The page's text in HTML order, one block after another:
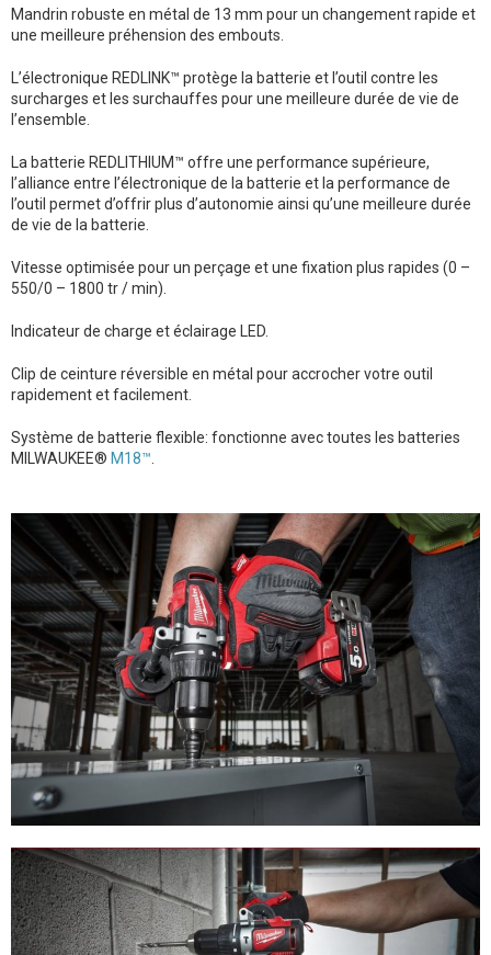
Mandrin robuste en métal de 13 mm pour un changement rapide et
une meilleure préhension des embouts.
L’électronique REDLINK™ protège la batterie et l’outil contre les
surcharges et les surchauffes pour une meilleure durée de vie de
l’ensemble.
La batterie REDLITHIUM™ offre une performance supérieure,
l’alliance entre l’électronique de la batterie et la performance de
l’outil permet d’offrir plus d’autonomie ainsi qu’une meilleure durée
de vie de la batterie.
Vitesse optimisée pour un perçage et une fixation plus rapides (0 –
550/0 – 1800 tr / min).
Indicateur de charge et éclairage LED.
Clip de ceinture réversible en métal pour accrocher votre outil
rapidement et facilement.
Système de batterie flexible: fonctionne avec toutes les batteries
MILWAUKEE® M18™